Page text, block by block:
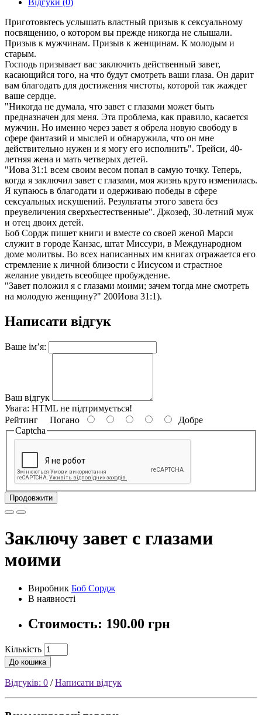
Відгуки (0)
Приготовьтесь услышать властный призыв к сексуальному
посвящению, о котором вы прежде никогда не слышали.
Призыв к мужчинам. Призыв к женщинам. К молодым и
старым.
Господь призывает вас заключить действенный завет,
касающийся того, на что будут смотреть ваши глаза. Он дарит
вам благодать для достижения чистоты, которой так жаждет
ваше сердце.
"Никогда не думала, что завет с глазами может быть
предназначен для меня. Эта проблема, как правило, касается
мужчин. Но именно через завет я обрела новую свободу в
сфере фантазий и мыслей и обнаружила, что он мне
действительно нужен и я могу его исполнить". Трейси, 40-
летняя жена и мать четверых детей.
"Иова 31:1 всем своим весом попал в самую точку. Теперь,
когда я заключил завет с глазами, моя жизнь круто изменилась.
Я купаюсь в благодати и одерживаю победы в сфере
сексуальных искушений. Результаты этого завета без
преувеличения сверхъестественные". Джозеф, 30-летний муж
и отец двоих детей.
Боб Сордж пишет книги и вместе со своей женой Марси
служит в городе Канзас, штат Миссури, в Международном
доме молитвы. Во всех написанных им книгах отражается его
стремление к личной близости с Иисусом и страстное
желание увидеть всеобщее пробуждение.
"Завет положил я с глазами моими; зачем тогда мне смотреть
на молодую женщину?" 200Иова 31:1).
Написати відгук
Ваше ім’я:
Ваш відгук
Увага: HTML не підтримується!
Рейтинг Погано
Добре
Captcha
Продовжити
Заключу завет с глазами
моими
Виробник Боб Сордж
В наявності
Стоимость: 190.00 грн
Кількість
До кошика
Відгуків: 0 /Написати відгук